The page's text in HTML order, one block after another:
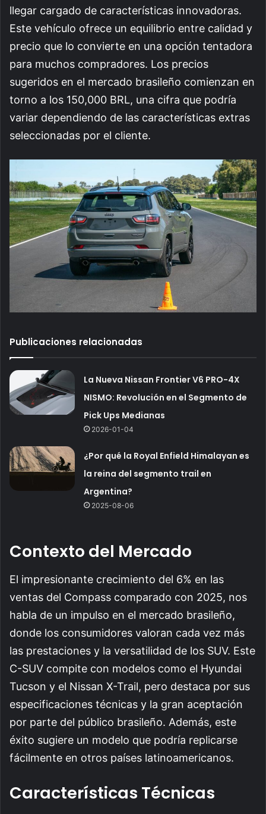
llegar cargado de características innovadoras.
Este vehículo ofrece un equilibrio entre calidad y
precio que lo convierte en una opción tentadora
para muchos compradores. Los precios
sugeridos en el mercado brasileño comienzan en
torno a los 150,000 BRL, una cifra que podría
variar dependiendo de las características extras
seleccionadas por el cliente.
Publicaciones relacionadas
La Nueva Nissan Frontier V6 PRO-4X
NISMO: Revolución en el Segmento de
Pick Ups Medianas
2026-01-04
¿Por qué la Royal Enfield Himalayan es
la reina del segmento trail en
Argentina?
2025-08-06
Contexto del Mercado
El impresionante crecimiento del 6% en las
ventas del Compass comparado con 2025, nos
habla de un impulso en el mercado brasileño,
donde los consumidores valoran cada vez más
las prestaciones y la versatilidad de los SUV. Este
C-SUV compite con modelos como el Hyundai
Tucson y el Nissan X-Trail, pero destaca por sus
especificaciones técnicas y la gran aceptación
por parte del público brasileño. Además, este
éxito sugiere un modelo que podría replicarse
fácilmente en otros países latinoamericanos.
Características Técnicas